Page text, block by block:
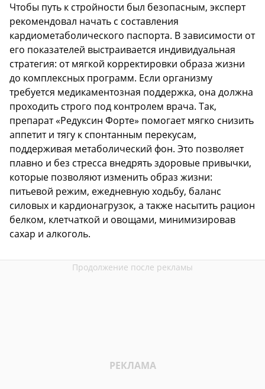
Чтобы путь к стройности был безопасным, эксперт
рекомендовал начать с составления
кардиометаболического паспорта. В зависимости от
его показателей выстраивается индивидуальная
стратегия: от мягкой корректировки образа жизни
до комплексных программ. Если организму
требуется медикаментозная поддержка, она должна
проходить строго под контролем врача. Так,
препарат «Редуксин Форте» помогает мягко снизить
аппетит и тягу к спонтанным перекусам,
поддерживая метаболический фон. Это позволяет
плавно и без стресса внедрять здоровые привычки,
которые позволяют изменить образ жизни:
питьевой режим, ежедневную ходьбу, баланс
силовых и кардионагрузок, а также насытить рацион
белком, клетчаткой и овощами, минимизировав
сахар и алкоголь.